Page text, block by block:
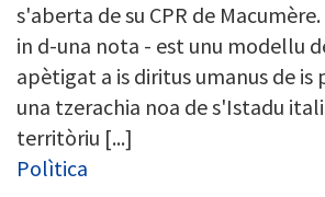
s'aberta de su CPR de
in d-una nota - est unu modellu
apètigat a is diritus umanus de is
una tzerachia noa de s'Istadu
territòriu [...]
Polìtica